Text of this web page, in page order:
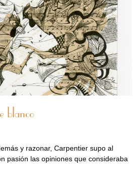
blanco
y razonar, Carpentier supo al
pasión las opiniones que consideraba